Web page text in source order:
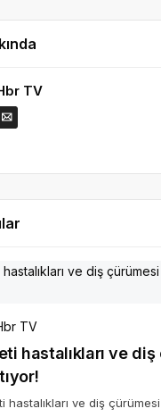
TV
TV
hastalıkları ve
hastalıkları ve diş